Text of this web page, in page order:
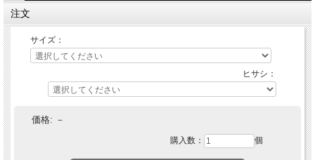
注文
サイズ：
ヒサシ：
価格: －
購入数： 個